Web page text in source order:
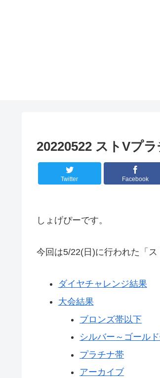
20220522 ストVプ
Twitter Facebook
しょげぴーです。
今回は5/22(日)に行われた「
ダイヤチャレンジ結果
大会結果
ブロンズ帯以下
シルバー～ゴール
プラチナ帯
アーカイブ